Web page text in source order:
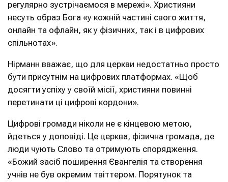
регулярно зустрічаємося в мережі». Християни
несуть образ Бога «у кожній частині свого життя,
онлайн та офлайн, як у фізичних, так і в цифрових
спільнотах».
Нірманн вважає, що для церкви недостатньо просто
бути присутнім на цифрових платформах. «Щоб
досягти успіху у своїй місії, християни повинні
перетинати ці цифрові кордони».
Цифрові громади ніколи не є кінцевою метою,
йдеться у доповіді. Це церква, фізична громада, де
люди чують Слово та отримують спорядження.
«Божий засіб поширення Євангелія та створення
учнів не був окремим твіттером. Порятунок та